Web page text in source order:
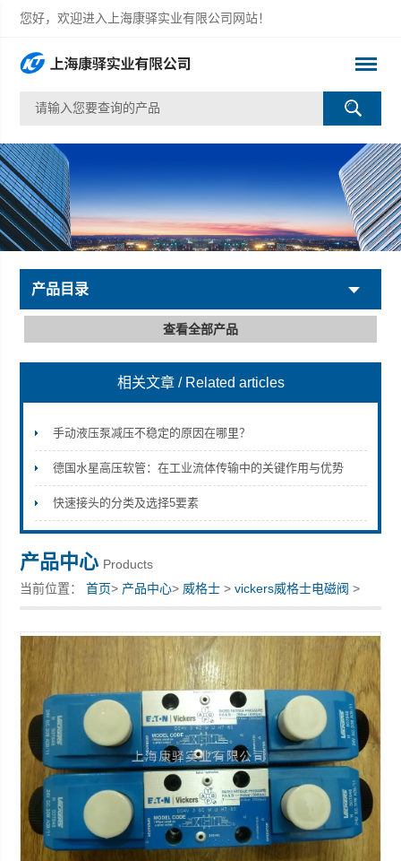
您好，欢迎进入上海康驿实业有限公司网站！
上海康驿实业有限公司
产品目录
查看全部产品
相关文章 / Related articles
手动液压泵减压不稳定的原因在哪里？
德国水星高压软管：在工业流体传输中的关键作用与优势
快速接头的分类及选择5要素
产品中心 Products
当前位置：首页> 产品中心> 威格士 >vickers威格士电磁阀 >
*Vickers威格士电磁阀 叠加阀 DGMX2-5-PP-BW-S-30